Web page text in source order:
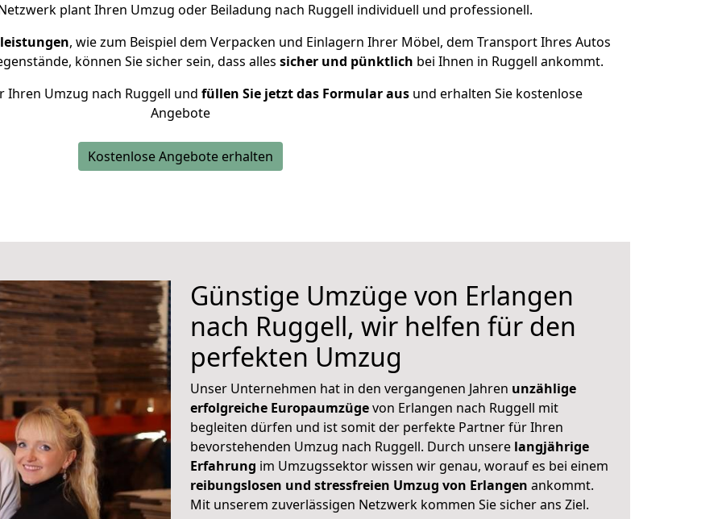
plant Ihren Umzug oder Beiladung nach Ruggell individuell und professionell.
, wie zum Beispiel dem Verpacken und Einlagern Ihrer Möbel, dem Transport Ihres Autos
können Sie sicher sein, dass alles sicher und pünktlich bei Ihnen in Ruggell ankommt.
Ihren Umzug nach Ruggell und füllen Sie jetzt das Formular ausund erhalten Sie kostenlose
Angebote
Kostenlose Angebote erhalten
Günstige Umzüge von Erlangen
nach Ruggell, wir helfen für den
perfekten Umzug
Unser Unternehmen hat in den vergangenen Jahren unzählige
erfolgreiche Europaumzügevon Erlangen nach Ruggell mit
begleiten dürfen und ist somit der perfekte Partner für Ihren
bevorstehenden Umzug nach Ruggell. Durch unsere langjährige
Erfahrung im Umzugssektor wissen wir genau, worauf es bei einem
reibungslosen und stressfreien Umzug von Erlangen ankommt.
Mit unserem zuverlässigen Netzwerk kommen Sie sicher ans Ziel.